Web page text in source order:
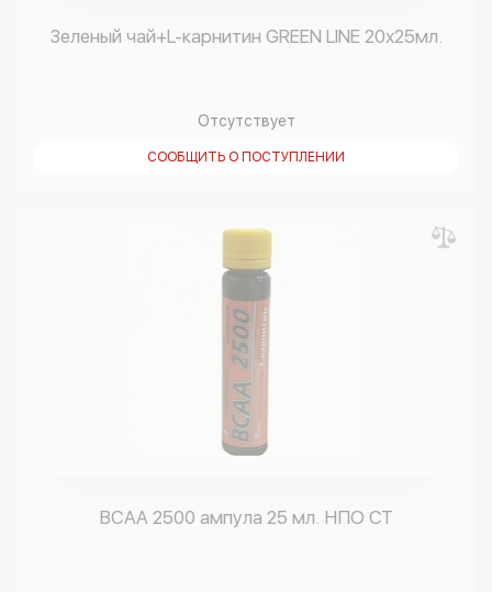
Зеленый чай+L-карнитин GREEN LINE 20х25мл.
Отсутствует
СООБЩИТЬ О ПОСТУПЛЕНИИ
BCAA 2500 ампула 25 мл. НПО СТ